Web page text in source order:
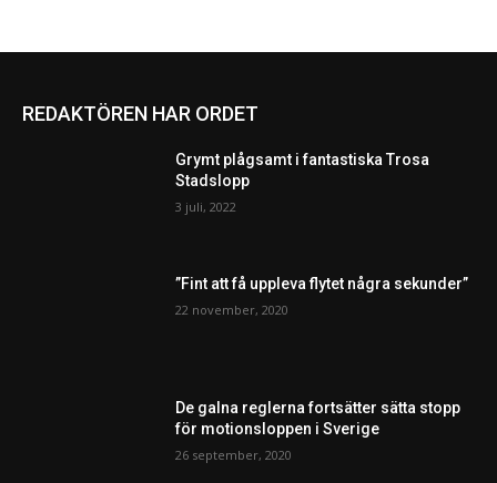
REDAKTÖREN HAR ORDET
Grymt plågsamt i fantastiska Trosa
Stadslopp
3 juli, 2022
”Fint att få uppleva flytet några sekunder”
22 november, 2020
De galna reglerna fortsätter sätta stopp
för motionsloppen i Sverige
26 september, 2020